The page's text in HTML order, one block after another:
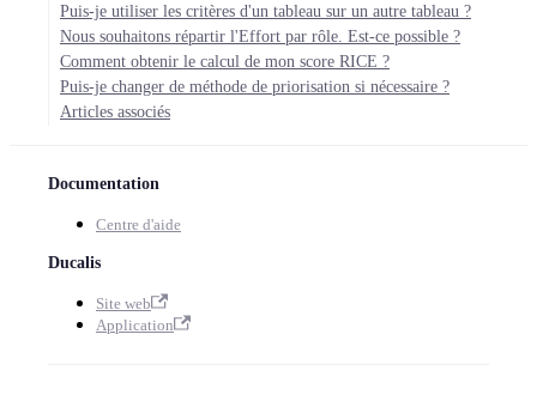
Puis-je utiliser les critères d'un tableau sur un autre tableau ?
Nous souhaitons répartir l'Effort par rôle. Est-ce possible ?
Comment obtenir le calcul de mon score RICE ?
Puis-je changer de méthode de priorisation si nécessaire ?
Articles associés
Documentation
Centre d'aide
Ducalis
Site web
Application